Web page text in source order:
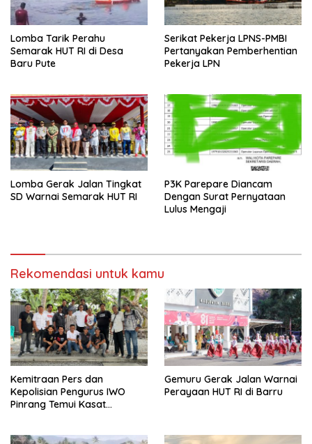
Lomba Tarik Perahu
Semarak HUT RI di Desa
Baru Pute
Serikat Pekerja LPNS-PMBI
Pertanyakan Pemberhentian
Pekerja LPN
Lomba Gerak Jalan Tingkat
SD Warnai Semarak HUT RI
P3K Parepare Diancam
Dengan Surat Pernyataan
Lulus Mengaji
Rekomendasi untuk kamu
Kemitraan Pers dan
Kepolisian Pengurus IWO
Pinrang Temui Kasat
Gemuru Gerak Jalan Warnai
Perayaan HUT RI di Barru